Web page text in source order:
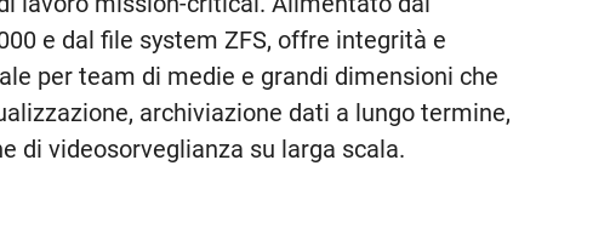
e dal file system ZFS, offre integrità e
per team di medie e grandi dimensioni che
archiviazione dati a lungo termine,
di videosorveglianza su larga scala.